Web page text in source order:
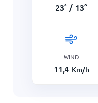
23° / 13°
WIND
11,4 Km/h